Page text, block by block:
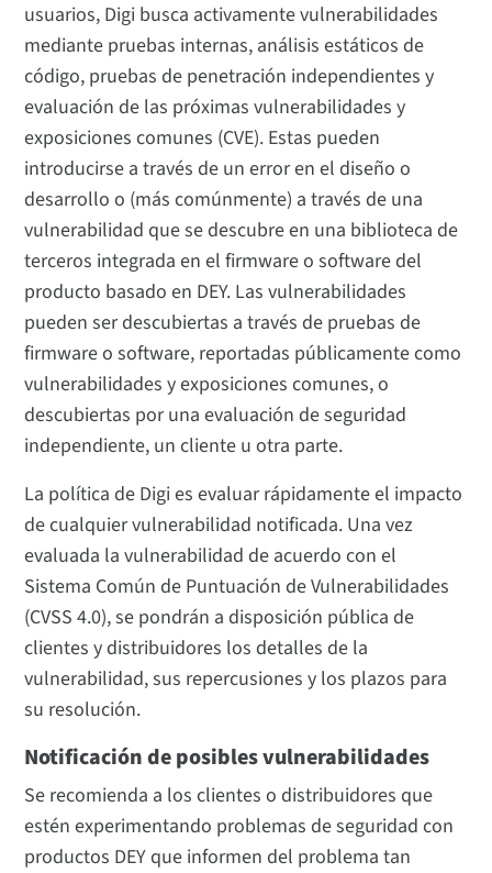
usuarios, Digi busca activamente vulnerabilidades
mediante pruebas internas, análisis estáticos de
código, pruebas de penetración independientes y
evaluación de las próximas vulnerabilidades y
exposiciones comunes (CVE). Estas pueden
introducirse a través de un error en el diseño o
desarrollo o (más comúnmente) a través de una
vulnerabilidad que se descubre en una biblioteca de
terceros integrada en el firmware o software del
producto basado en DEY. Las vulnerabilidades
pueden ser descubiertas a través de pruebas de
firmware o software, reportadas públicamente como
vulnerabilidades y exposiciones comunes, o
descubiertas por una evaluación de seguridad
independiente, un cliente u otra parte.
La política de Digi es evaluar rápidamente el impacto
de cualquier vulnerabilidad notificada. Una vez
evaluada la vulnerabilidad de acuerdo con el
Sistema Común de Puntuación de Vulnerabilidades
(CVSS 4.0), se pondrán a disposición pública de
clientes y distribuidores los detalles de la
vulnerabilidad, sus repercusiones y los plazos para
su resolución.
Notificación de posibles vulnerabilidades
Se recomienda a los clientes o distribuidores que
estén experimentando problemas de seguridad con
productos DEY que informen del problema tan